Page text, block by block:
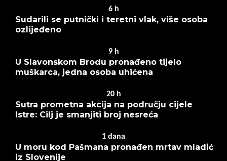
6 h
Sudarili se putnički i teretni vlak, više osoba
ozlijeđeno
9 h
U Slavonskom Brodu pronađeno tijelo
muškarca, jedna osoba uhićena
20 h
Sutra prometna akcija na području cijele
Istre: Cilj je smanjiti broj nesreća
1 dana
U moru kod Pašmana pronađen mrtav mladić
iz Slovenije